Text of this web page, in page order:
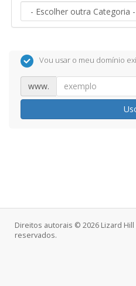
Vou usar o meu domínio
www.
Direitos autorais © 2026 Lizard
reservados.